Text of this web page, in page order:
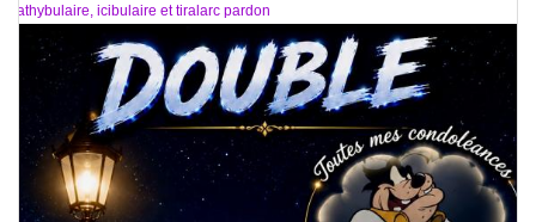
*Pathybulaire, icibulaire et tiralarc pardon